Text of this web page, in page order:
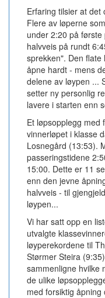
Erfaring tilsier at det
Flere av løperne
under 2:20 på
halvveis på rundt
sprekken". Den
åpne hardt - mens
delene av løypen ...
setter ny personlig
lavere i starten enn
Et løpsopplegg med
vinnerløpet i klasse
Losnegård (13:53).
passeringstidene
15:00. Dette er 11
enn den jevne
halvveis - til
løypen...
Vi har satt opp en
utvalgte
løyperekordene til
Størmer Steira
sammenligne hvilke
de ulike
med forsiktig